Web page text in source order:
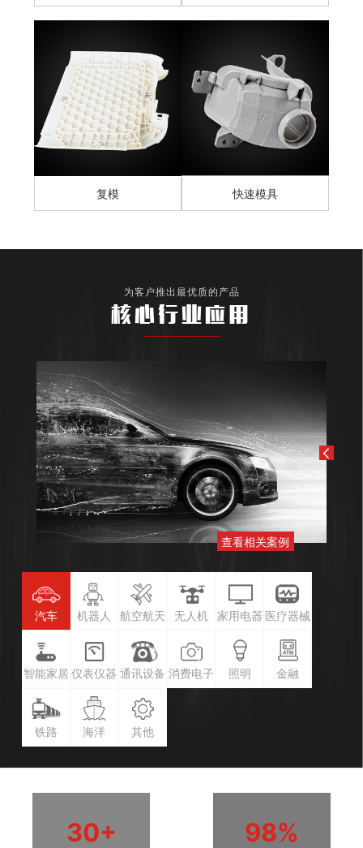
复模 快速模具
为客户推出最优质的产品
核心行业应用
查看相关案例
汽车 机器人 航空航天 无人机 家用电器 医疗器械
智能家居 仪表仪器 通讯设备 消费电子 照明 金融
铁路 海洋 其他
30+ 98%